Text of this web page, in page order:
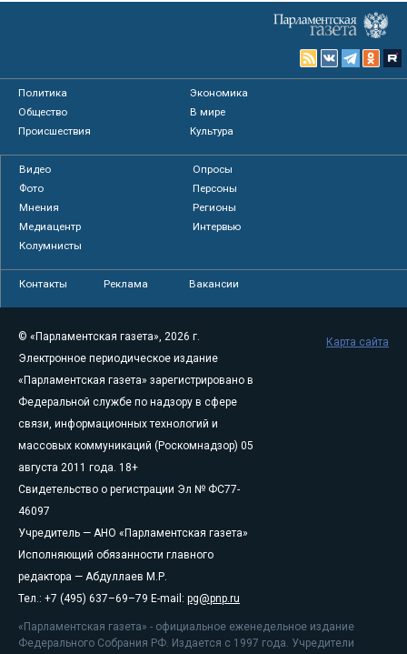
Политика
Экономика
Общество
В мире
Происшествия
Культура
Видео
Опросы
Фото
Персоны
Мнения
Регионы
Медиацентр
Интервью
Колумнисты
Контакты Реклама Вакансии
© «Парламентская газета», 2026 г.
Электронное периодическое издание
«Парламентская газета» зарегистрировано в
Федеральной службе по надзору в сфере
связи, информационных технологий и
массовых коммуникаций (Роскомнадзор) 05
августа 2011 года. 18+
Свидетельство о регистрации Эл № ФС77-
46097
Учредитель — АНО «Парламентская газета»
Исполняющий обязанности главного
редактора — Абдуллаев М.Р.
Тел.: +7 (495) 637–69–79 E-mail: pg@pnp.ru
«Парламентская газета» - официальное еженедельное издание
Федерального Собрания РФ. Издается с 1997 года. Учредители
Карта сайта